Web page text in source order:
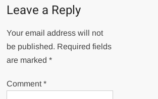
Leave a Reply
Your email address will not
be published. Required fields
are marked*
Comment*